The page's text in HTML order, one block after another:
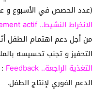
(عدد الحصص في الأسبوع و
الانخراط النشيط.. L’engagement actif:
من أجل دعم اهتمام الطفل
التحفيز و تجنب تحسيسه
التغذية الراجعة.. Feedback
:
الدعم الفوري لإنتاج الطفل.